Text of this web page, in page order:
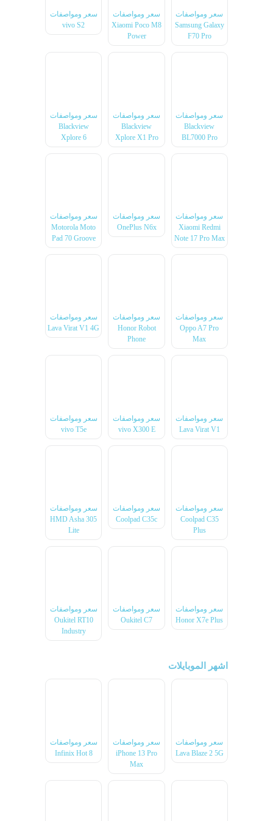
سعر ومواصفات
Samsung Galaxy
F70 Pro
سعر ومواصفات
Xiaomi Poco M8
Power
سعر ومواصفات
vivo S2
سعر ومواصفات
Blackview
BL7000 Pro
سعر ومواصفات
Blackview
Xplore X1 Pro
سعر ومواصفات
Blackview
Xplore 6
سعر ومواصفات
Xiaomi Redmi
Note 17 Pro Max
سعر ومواصفات
OnePlus N6x
سعر ومواصفات
Motorola Moto
Pad 70 Groove
سعر ومواصفات
Oppo A7 Pro
Max
سعر ومواصفات
Honor Robot
Phone
سعر ومواصفات
Lava Virat V1 4G
سعر ومواصفات
Lava Virat V1
سعر ومواصفات
vivo X300 E
سعر ومواصفات
vivo T5e
سعر ومواصفات
Coolpad C35
Plus
سعر ومواصفات
Coolpad C35c
سعر ومواصفات
HMD Asha 305
Lite
سعر ومواصفات
Honor X7e Plus
سعر ومواصفات
Oukitel C7
سعر ومواصفات
Oukitel RT10
Industry
اشهر الموبايلات
سعر ومواصفات
Lava Blaze 2 5G
سعر ومواصفات
iPhone 13 Pro
Max
سعر ومواصفات
Infinix Hot 8